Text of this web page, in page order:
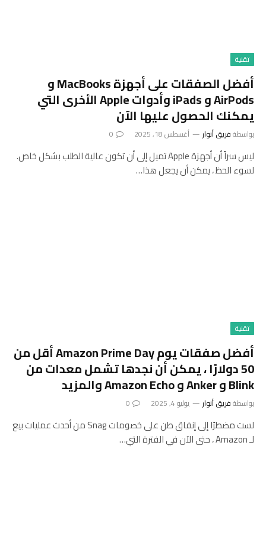
تقنية
أفضل الصفقات على أجهزة MacBooks و
AirPods و iPads وأدوات Apple الأخرى التي
يمكنك الحصول عليها الآن
بواسطةفريق أنوار أغسطس 18, 2025 0
ليس سراً أن أجهزة Apple تميل إلى أن تكون عالية الطلب بشكل خاص.
لسوء الحظ ، يمكن أن يجعل هذا…
تقنية
أفضل صفقات يوم Amazon Prime Day أقل من
50 دولارًا ، يمكن أن نجدها تشمل معدات من
Blink و Anker و Amazon Echo والمزيد
بواسطةفريق أنوار يوليو 4, 2025 0
لست مضطرًا إلى إنفاق طن على خصومات Snag من أحدث عمليات بيع
لـ Amazon ، حتى الآن في الفترة التي…